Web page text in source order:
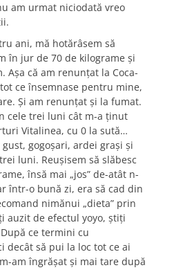
am urmat niciodată vreo
ani, mă hotărâsem să
în jur de 70 de kilograme şi
Aşa că am renunţat la Coca-
ce însemnase pentru mine,
Şi am renunţat şi la fumat.
cele trei luni cât m-a ţinut
Vitalinea, cu 0 la sută…
gogoşari, ardei graşi şi
luni. Reuşisem să slăbesc
însă mai „jos” de-atât n-
într-o bună zi, era să cad din
nimănui „dieta” prin
auzit de efectul yoyo, ştiţi
ce termini cu
decât să pui la loc tot ce ai
am îngrăşat şi mai tare după